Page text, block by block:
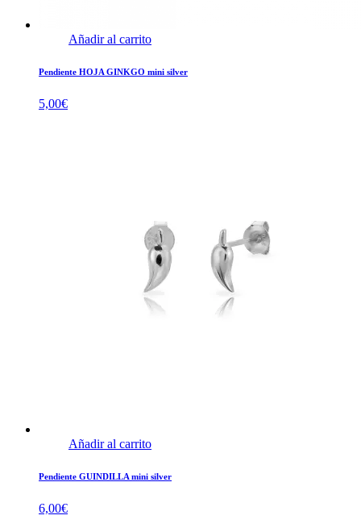
Añadir al carrito
Pendiente HOJA GINKGO mini silver
5,00€
Añadir al carrito
Pendiente GUINDILLA mini silver
6,00€